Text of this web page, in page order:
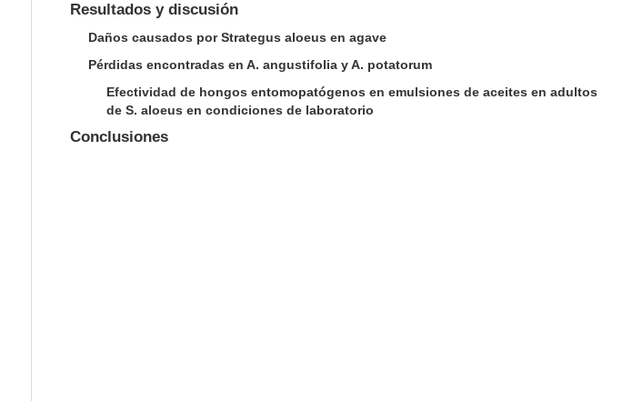
Resultados y discusión
Daños causados por Strategus aloeus en agave
Pérdidas encontradas en A. angustifolia y A. potatorum
Efectividad de hongos entomopatógenos en emulsiones de aceites en adultos
de S. aloeus en condiciones de laboratorio
Conclusiones